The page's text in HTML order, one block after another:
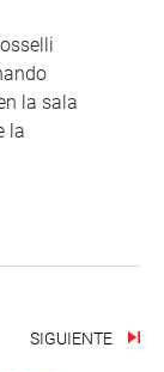
la sala
la
SIGUIENTE